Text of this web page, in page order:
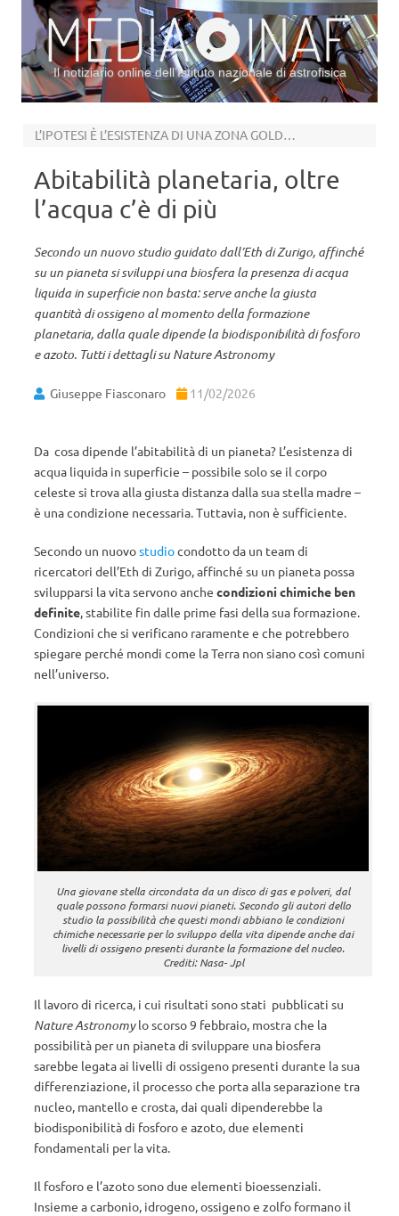
Il notiziario online dell’Istituto nazionale di astrofisica
L’IPOTESI È L’ESISTENZA DI UNA ZONA GOLDILOCKS CHIMICA
Abitabilità planetaria, oltre
l’acqua c’è di più
Secondo un nuovo studio guidato dall’Eth di Zurigo, affinché
su un pianeta si sviluppi una biosfera la presenza di acqua
liquida in superficie non basta: serve anche la giusta
quantità di ossigeno al momento della formazione
planetaria, dalla quale dipende la biodisponibilità di fosforo
e azoto. Tutti i dettagli su Nature Astronomy
Giuseppe Fiasconaro 11/02/2026
Da cosa dipende l’abitabilità di un pianeta? L’esistenza di
acqua liquida in superficie – possibile solo se il corpo
celeste si trova alla giusta distanza dalla sua stella madre –
è una condizione necessaria. Tuttavia, non è sufficiente.
Secondo un nuovostudiocondotto da un team di
ricercatori dell’Eth di Zurigo, affinché su un pianeta possa
svilupparsi la vita servono anche condizioni chimiche ben
definite, stabilite fin dalle prime fasi della sua formazione.
Condizioni che si verificano raramente e che potrebbero
spiegare perché mondi come la Terra non siano così comuni
nell’universo.
Una giovane stella circondata da un disco di gas e polveri, dal
quale possono formarsi nuovi pianeti. Secondo gli autori dello
studio la possibilità che questi mondi abbiano le condizioni
chimiche necessarie per lo sviluppo della vita dipende anche dai
livelli di ossigeno presenti durante la formazione del nucleo.
Crediti: Nasa- Jpl
Il lavoro di ricerca, i cui risultati sono stati pubblicati su
Nature Astronomylo scorso 9 febbraio, mostra che la
possibilità per un pianeta di sviluppare una biosfera
sarebbe legata ai livelli di ossigeno presenti durante la sua
differenziazione, il processo che porta alla separazione tra
nucleo, mantello e crosta, dai quali dipenderebbe la
biodisponibilità di fosforo e azoto, due elementi
fondamentali per la vita.
Il fosforo e l’azoto sono due elementi bioessenziali.
Insieme a carbonio, idrogeno, ossigeno e zolfo formano il